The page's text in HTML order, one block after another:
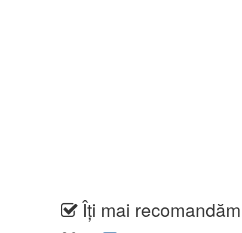
Îți mai recomandăm